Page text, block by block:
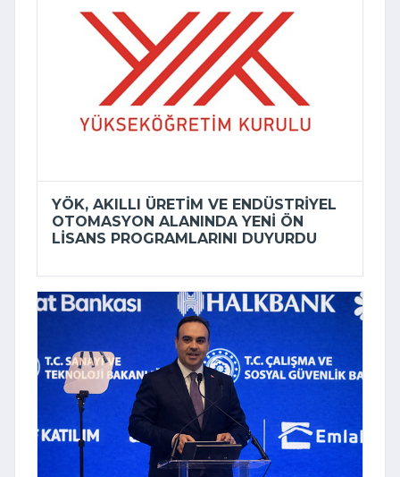
YÖK, AKILLI ÜRETIM VE ENDÜSTRIYEL
OTOMASYON ALANINDA YENI ÖN
LISANS PROGRAMLARINI DUYURDU